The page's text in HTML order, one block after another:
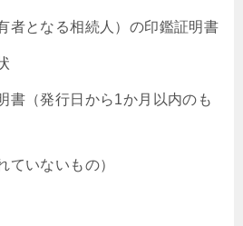
者となる相続人）の印鑑証明書
書（発行日から1か月以内のも
ていないもの）